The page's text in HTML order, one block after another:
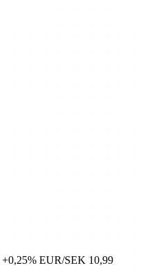
+0,25% EUR/SEK 10,99